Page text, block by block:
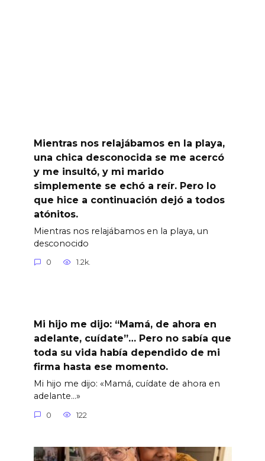
Mientras nos relajábamos en la playa,
una chica desconocida se me acercó
y me insultó, y mi marido
simplemente se echó a reír. Pero lo
que hice a continuación dejó a todos
atónitos.
Mientras nos relajábamos en la playa, un
desconocido
0 1.2k.
Mi hijo me dijo: “Mamá, de ahora en
adelante, cuídate”… Pero no sabía que
toda su vida había dependido de mi
firma hasta ese momento.
Mi hijo me dijo: «Mamá, cuídate de ahora en
adelante…»
0 122